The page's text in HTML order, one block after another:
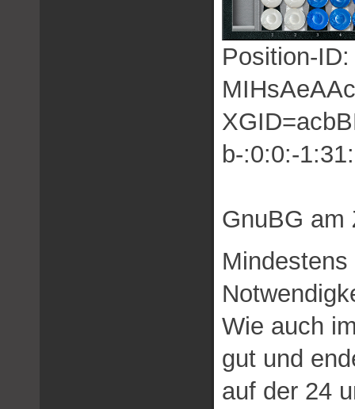
Position-
b-:0:0:-
GnuBG am
Wie auch
gut und
auf der 24